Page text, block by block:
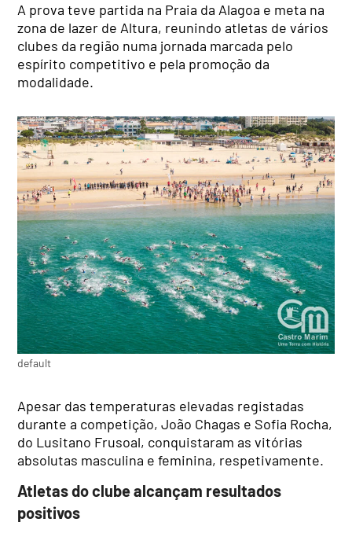
A prova teve partida na Praia da Alagoa e meta na
zona de lazer de Altura, reunindo atletas de vários
clubes da região numa jornada marcada pelo
espírito competitivo e pela promoção da
modalidade.
default
Apesar das temperaturas elevadas registadas
durante a competição, João Chagas e Sofia Rocha,
do Lusitano Frusoal, conquistaram as vitórias
absolutas masculina e feminina, respetivamente.
Atletas do clube alcançam resultados
positivos